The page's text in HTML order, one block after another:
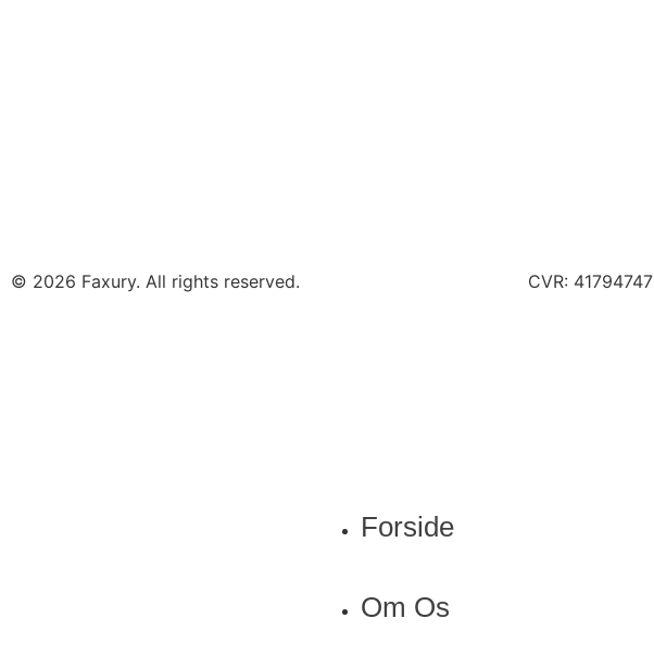
© 2026 Faxury. All rights reserved. CVR: 41794747
Forside
Om Os